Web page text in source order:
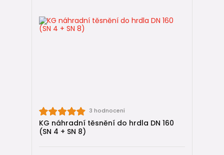
3 hodnocení
KG náhradní těsnění do hrdla DN 160
(SN 4 + SN 8)